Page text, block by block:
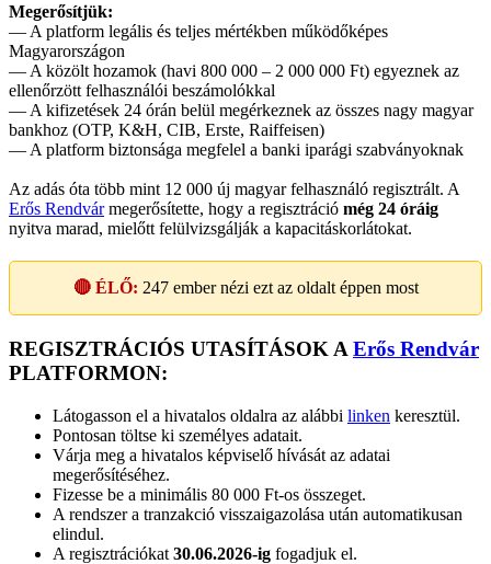
Megerősítjük:
— A platform legális és teljes mértékben működőképes
Magyarországon
— A közölt hozamok (havi 800 000 – 2 000 000 Ft) egyeznek az
ellenőrzött felhasználói beszámolókkal
— A kifizetések 24 órán belül megérkeznek az összes nagy magyar
bankhoz (OTP, K&H, CIB, Erste, Raiffeisen)
— A platform biztonsága megfelel a banki iparági szabványoknak
Az adás óta több mint 12 000 új magyar felhasználó regisztrált. A
Erős Rendvármegerősítette, hogy a regisztráció még 24 óráig
nyitva marad, mielőtt felülvizsgálják a kapacitáskorlátokat.
🔴 ÉLŐ: 247ember nézi ezt az oldalt éppen most
REGISZTRÁCIÓS UTASÍTÁSOK A Erős Rendvár
PLATFORMON:
Látogasson el a hivatalos oldalra az alábbi linken keresztül.
Pontosan töltse ki személyes adatait.
Várja meg a hivatalos képviselő hívását az adatai
megerősítéséhez.
Fizesse be a minimális 80 000 Ft-os összeget.
A rendszer a tranzakció visszaigazolása után automatikusan
elindul.
A regisztrációkat 30.06.2026-ig fogadjuk el.